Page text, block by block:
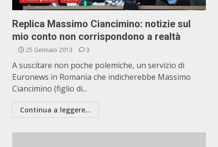
Replica Massimo Ciancimino: notizie sul
mio conto non corrispondono a realtà
25 Gennaio 2013 3
A suscitare non poche polemiche, un servizio di
Euronews in Romania che indicherebbe Massimo
Ciancimino (figlio di...
Continua a leggere...